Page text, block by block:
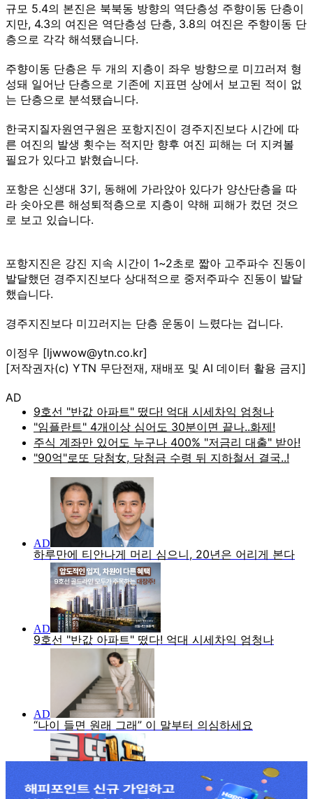
규모 5.4의 본진은 북북동 방향의 역단층성 주향이동 단층이
지만, 4.3의 여진은 역단층성 단층, 3.8의 여진은 주향이동 단
층으로 각각 해석됐습니다.
주향이동 단층은 두 개의 지층이 좌우 방향으로 미끄러져 형
성돼 일어난 단층으로 기존에 지표면 상에서 보고된 적이 없
는 단층으로 분석됐습니다.
한국지질자원연구원은 포항지진이 경주지진보다 시간에 따
른 여진의 발생 횟수는 적지만 향후 여진 피해는 더 지켜볼
필요가 있다고 밝혔습니다.
포항은 신생대 3기, 동해에 가라앉아 있다가 양산단층을 따
라 솟아오른 해성퇴적층으로 지층이 약해 피해가 컸던 것으
로 보고 있습니다.
포항지진은 강진 지속 시간이 1~2초로 짧아 고주파수 진동이
발달했던 경주지진보다 상대적으로 중저주파수 진동이 발달
했습니다.
경주지진보다 미끄러지는 단층 운동이 느렸다는 겁니다.
이정우 [ljwwow@ytn.co.kr]
[저작권자(c) YTN 무단전재, 재배포 및 AI 데이터 활용 금지]
AD